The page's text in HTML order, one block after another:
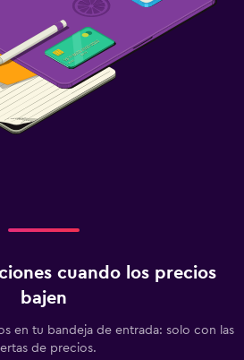
cuando los precios
bajen
en tu bandeja de entrada: solo con las
de precios.